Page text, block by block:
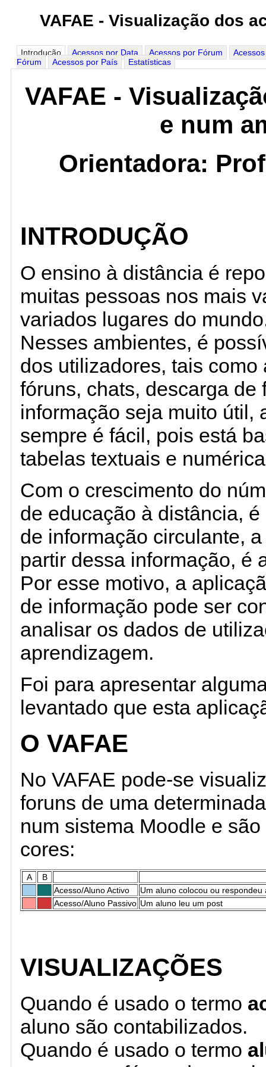
VAFAE - Visualização dos
Introdução Acessos por Data Acessos por Fórum
Fórum
Acessos por País Estatísticas
VAFAE -
e num
Orientadora:
INTRODUÇÃO
O ensino à distância é
muitas pessoas nos mais
variados lugares do
Nesses ambientes, é
dos utilizadores, tais
fóruns, chats, descarga
informação seja muito útil,
sempre é fácil, pois está
tabelas textuais e
Com o crescimento do
de educação à distância,
de informação circulante,
partir dessa informação, é
Por esse motivo, a
de informação pode ser
analisar os dados de
aprendizagem.
Foi para apresentar
levantado que esta
O VAFAE
No VAFAE pode-se
foruns de uma
num sistema Moodle e
cores:
A
B
Acesso/Aluno Activo
Um aluno colocou ou
Acesso/Aluno Passivo Um aluno leu um post
VISUALIZAÇÕES
Quando é usado o termo
aluno são contabilizados.
Quando é usado o termo